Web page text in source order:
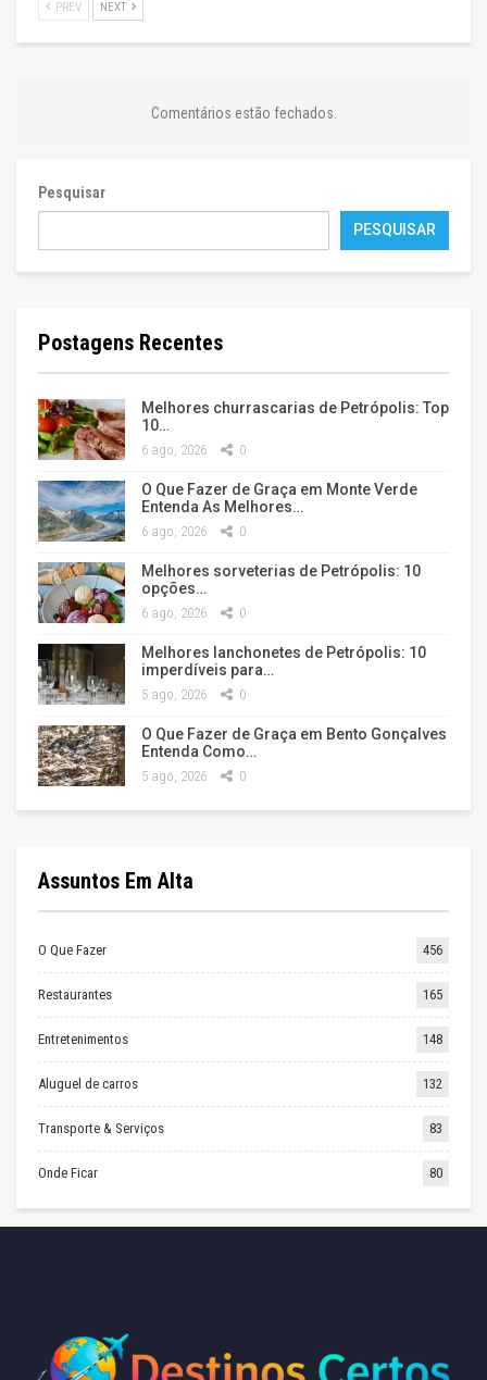
PREV NEXT
Comentários estão fechados.
Pesquisar
PESQUISAR
Postagens Recentes
Melhores churrascarias de Petrópolis: Top
10…
6 ago, 2026 0
O Que Fazer de Graça em Monte Verde
Entenda As Melhores…
6 ago, 2026 0
Melhores sorveterias de Petrópolis: 10
opções…
6 ago, 2026 0
Melhores lanchonetes de Petrópolis: 10
imperdíveis para…
5 ago, 2026 0
O Que Fazer de Graça em Bento Gonçalves
Entenda Como…
5 ago, 2026 0
Assuntos Em Alta
O Que Fazer 456
Restaurantes 165
Entretenimentos 148
Aluguel de carros 132
Transporte & Serviços 83
Onde Ficar 80